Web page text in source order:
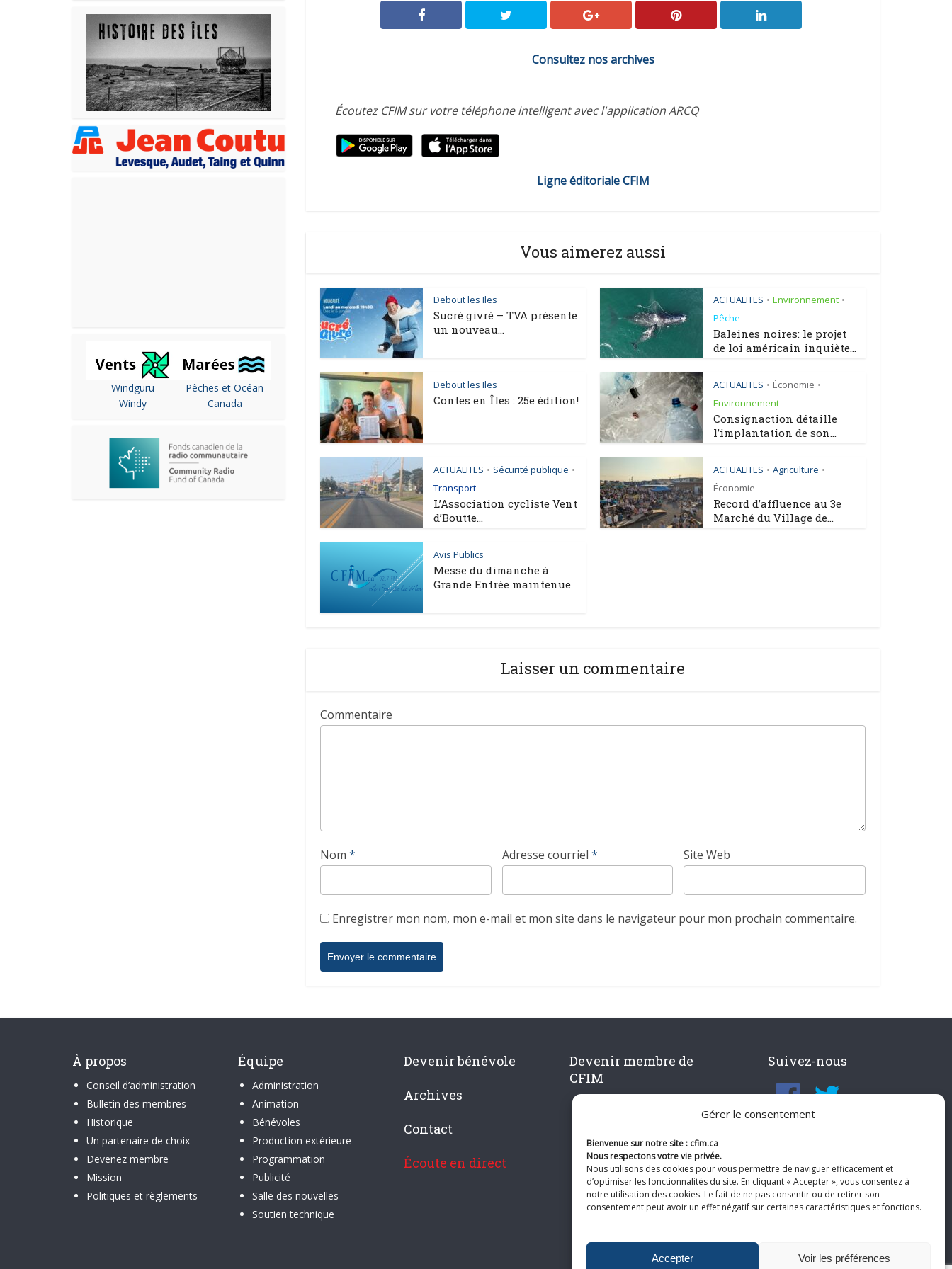
Gérer le consentement
Bienvenue sur notre site : cfim.ca
Nous respectons votre vie privée.
Nous utilisons des cookies pour vous permettre de naviguer efficacement et
d’optimiser les fonctionnalités du site. En cliquant « Accepter », vous consentez à
notre utilisation des cookies. Le fait de ne pas consentir ou de retirer son
consentement peut avoir un effet négatif sur certaines caractéristiques et fonctions.
Accepter Voir les préférences
Windguru
Windy
Pêches et Océan
Canada
Consultez nos archives
Écoutez CFIM sur votre téléphone intelligent avec l'application ARCQ
Ligne éditoriale CFIM
Vous aimerez aussi
Debout les Iles
Sucré givré – TVA présente
un nouveau...
ACTUALITES • Environnement •
Pêche
Baleines noires: le projet
de loi américain inquiète...
Debout les Iles
Contes en Îles : 25e édition!
ACTUALITES • Économie •
Environnement
Consignaction détaille
l’implantation de son...
ACTUALITES • Sécurité publique •
Transport
L’Association cycliste Vent
d’Boutte...
ACTUALITES • Agriculture •
Économie
Record d’affluence au 3e
Marché du Village de...
Avis Publics
Messe du dimanche à
Grande Entrée maintenue
Laisser un commentaire
Commentaire
Nom * Adresse courriel * Site Web
Enregistrer mon nom, mon e-mail et mon site dans le navigateur pour mon prochain commentaire.
À propos
Conseil d’administration
Bulletin des membres
Historique
Un partenaire de choix
Devenez membre
Mission
Politiques et règlements
Équipe
Administration
Animation
Bénévoles
Production extérieure
Programmation
Publicité
Salle des nouvelles
Soutien technique
Devenir bénévole
Archives
Contact
Écoute en direct
Devenir membre de
CFIM
Suivez-nous